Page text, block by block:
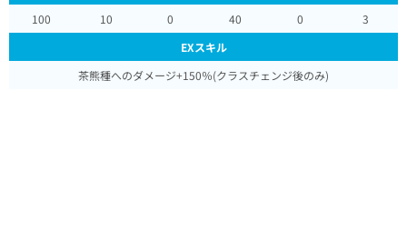
100
10 0 40 0
3
EXスキル
茶熊種へのダメージ+150％(クラスチェンジ後のみ)